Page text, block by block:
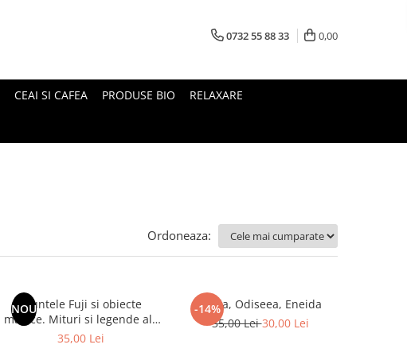
0732 55 88 33 0,00
CEAI SI CAFEA PRODUSE BIO RELAXARE
Ordoneaza:
NOU
Muntele Fuji si obiecte
magice. Mituri si legende ale
Japoniei
35,00 Lei
-14%
Iliada, Odiseea, Eneida
35,00 Lei30,00 Lei